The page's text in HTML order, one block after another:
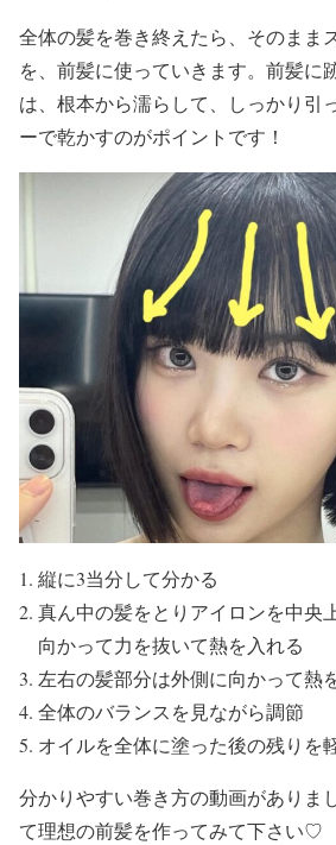
全体の髪を巻き終えたら、そのまま
を、前髪に使っていきます。前髪に
は、根本から濡らして、
しっかり引
ーで乾かすのがポイント です！
縦に3当分して分かる
真ん中の髪をとりアイロンを中央
向かって力を抜いて熱を入れる
左右の髪部分は外側に向かって熱
全体のバランスを見ながら調節
オイルを全体に塗った後の残りを
分かりやすい巻き方の動画がありま
て理想の前髪を作ってみて下さい♡